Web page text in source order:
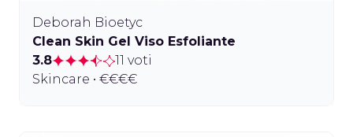
Deborah Bioetyc
Clean Skin Gel Viso Esfoliante
3.8
11 voti
Skincare • €€€€